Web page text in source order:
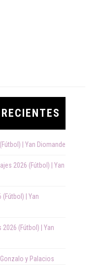
| Yan Diomande
2026 (Fútbol) | Yan
(Fútbol) | Yan
2026 (Fútbol) | Yan
y Palacios